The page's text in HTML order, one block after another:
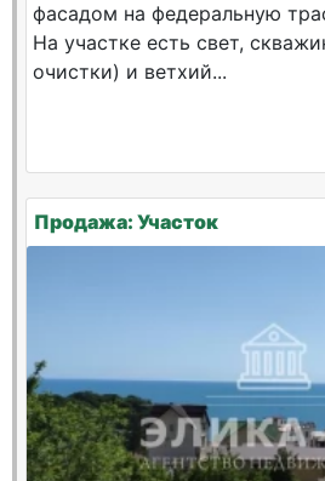
фасадом на федеральную
На участке есть свет,
очистки) и ветхий...
Продажа: Участок